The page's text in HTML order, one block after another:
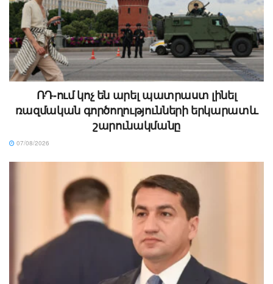
ՌԴ-ում կոչ են արել պատրաստ լինել
ռազմական գործողությունների երկարատև
շարունակմանը
07/08/2026